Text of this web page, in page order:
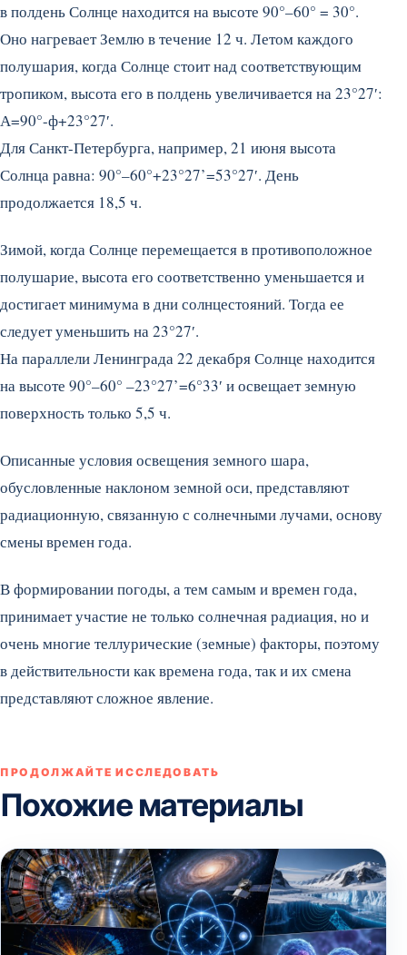
в полдень Солнце находится на высоте 90°–60° = 30°.
Оно нагревает Землю в течение 12 ч. Летом каждого
полушария, когда Солнце стоит над соответствующим
тропиком, высота его в полдень увеличивается на 23°27′:
А=90°-ф+23°27′.
Для Санкт-Петербурга, например, 21 июня высота
Солнца равна: 90°–60°+23°27’=53°27′. День
продолжается 18,5 ч.
Зимой, когда Солнце перемещается в противоположное
полушарие, высота его соответственно уменьшается и
достигает минимума в дни солнцестояний. Тогда ее
следует уменьшить на 23°27′.
На параллели Ленинграда 22 декабря Солнце находится
на высоте 90°–60° –23°27’=6°33′ и освещает земную
поверхность только 5,5 ч.
Описанные условия освещения земного шара,
обусловленные наклоном земной оси, представляют
радиационную, связанную с солнечными лучами, основу
смены времен года.
В формировании погоды, а тем самым и времен года,
принимает участие не только солнечная радиация, но и
очень многие теллурические (земные) факторы, поэтому
в действительности как времена года, так и их смена
представляют сложное явление.
ПРОДОЛЖАЙТЕ ИССЛЕДОВАТЬ
Похожие материалы